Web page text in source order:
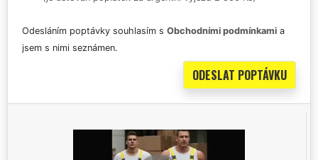
Odesláním poptávky souhlasím s Obchodními podmínkami a
jsem s nimi seznámen.